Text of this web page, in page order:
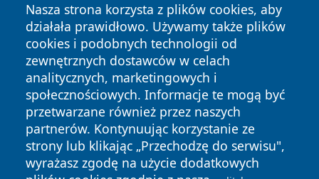
Nasza strona korzysta z plików cookies, aby
działała prawidłowo. Używamy także plików
cookies i podobnych technologii od
zewnętrznych dostawców w celach
analitycznych, marketingowych i
społecznościowych. Informacje te mogą być
przetwarzane również przez naszych
partnerów. Kontynuując korzystanie ze
strony lub klikając „Przechodzę do serwisu",
wyrażasz zgodę na użycie dodatkowych
Copyright © 2026 portalzielonagora.pl Wszystkie prawa
zastrzeżone.
News Autorzy
Polityka
Prywatności
Polityka
Cookies